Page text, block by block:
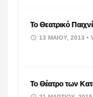
Το Θεατρικό
13 ΜΑΪ́ΟΥ, 2013•
Το Θέατρο των